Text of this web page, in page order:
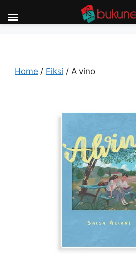
Home / Fiksi / Alvino